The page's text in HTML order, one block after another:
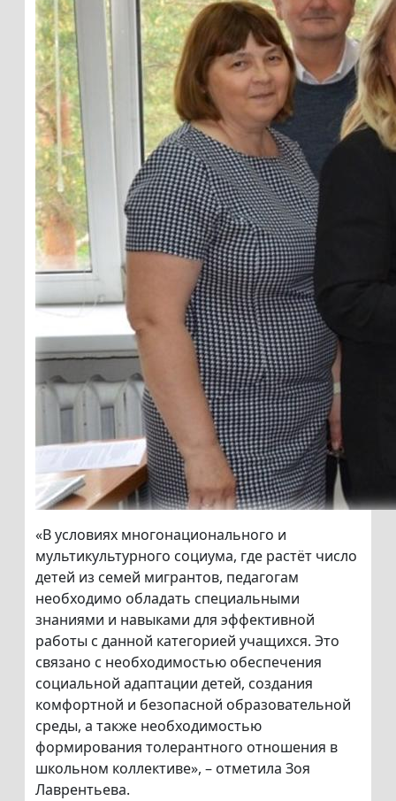
«В условиях многонационального и
мультикультурного социума, где растёт число
детей из семей мигрантов, педагогам
необходимо обладать специальными
знаниями и навыками для эффективной
работы с данной категорией учащихся. Это
связано с необходимостью обеспечения
социальной адаптации детей, создания
комфортной и безопасной образовательной
среды, а также необходимостью
формирования толерантного отношения в
школьном коллективе», – отметила Зоя
Лаврентьева.